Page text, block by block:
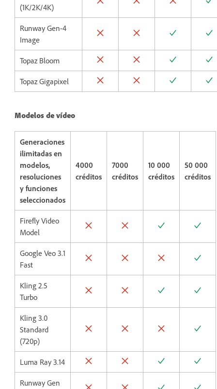
(1K/2K/4K)
Runway Gen-4
Image
Topaz Bloom
Topaz Gigapixel
Modelos de vídeo
Generaciones
ilimitadas en
modelos,
resoluciones
y funciones
seleccionados
4000
créditos
7000
créditos
10 000
créditos
50 000
créditos
Firefly Video
Model
Google Veo 3.1
Fast
Kling 2.5
Turbo
Kling 3.0
Standard
(720p)
Luma Ray 3.14
Runway Gen